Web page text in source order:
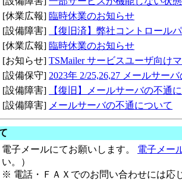
[休業広報] 臨時休業のお知らせ
[設備障害]
【復旧済】弊社コントロール
[休業広報] 臨時休業のお知らせ
[お知らせ] TSMailer サービスユーザ向け
[設備保守] 2023年 2/25,26,27 メールサー
[設備障害]
【復旧】メールサーバの不通
[設備障害] メールサーバの不通について
電子メールにてお願いします。 電子メー
い。）
※ 電話・ＦＡＸでのお問い合わせには応